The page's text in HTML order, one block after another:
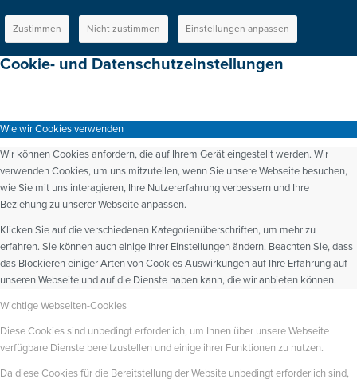
Zustimmen Nicht zustimmen Einstellungen anpassen
Cookie- und Datenschutzeinstellungen
Wie wir Cookies verwenden
Wir können Cookies anfordern, die auf Ihrem Gerät eingestellt werden. Wir
verwenden Cookies, um uns mitzuteilen, wenn Sie unsere Webseite besuchen,
wie Sie mit uns interagieren, Ihre Nutzererfahrung verbessern und Ihre
Beziehung zu unserer Webseite anpassen.
Klicken Sie auf die verschiedenen Kategorienüberschriften, um mehr zu
erfahren. Sie können auch einige Ihrer Einstellungen ändern. Beachten Sie, dass
das Blockieren einiger Arten von Cookies Auswirkungen auf Ihre Erfahrung auf
unseren Webseite und auf die Dienste haben kann, die wir anbieten können.
Wichtige Webseiten-Cookies
Diese Cookies sind unbedingt erforderlich, um Ihnen über unsere Webseite
verfügbare Dienste bereitzustellen und einige ihrer Funktionen zu nutzen.
Da diese Cookies für die Bereitstellung der Website unbedingt erforderlich sind,